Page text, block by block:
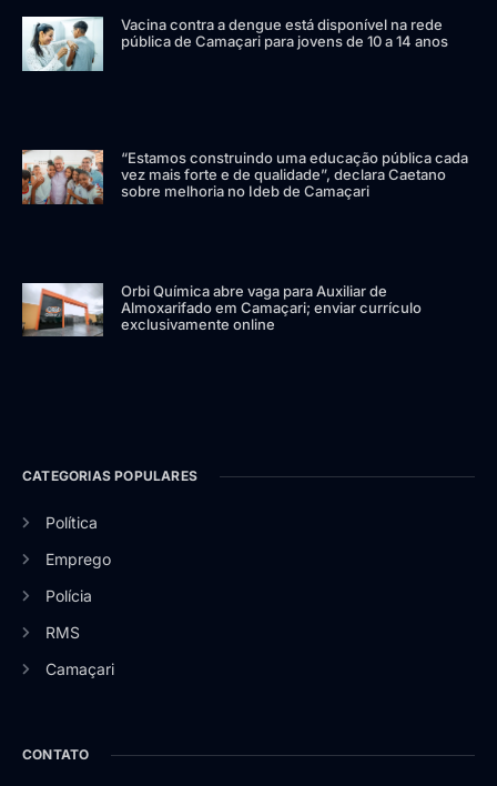
Vacina contra a dengue está disponível na rede
pública de Camaçari para jovens de 10 a 14 anos
“Estamos construindo uma educação pública cada
vez mais forte e de qualidade”, declara Caetano
sobre melhoria no Ideb de Camaçari
Orbi Química abre vaga para Auxiliar de
Almoxarifado em Camaçari; enviar currículo
exclusivamente online
CATEGORIAS POPULARES
Política
Emprego
Polícia
RMS
Camaçari
CONTATO